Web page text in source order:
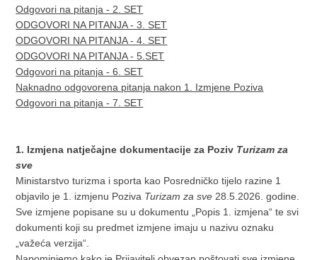
Odgovori na pitanja - 2. SET
ODGOVORI NA PITANJA - 3. SET
ODGOVORI NA PITANJA - 4. SET
ODGOVORI NA PITANJA - 5.SET
Odgovori na pitanja - 6. SET
Naknadno odgovorena pitanja nakon 1. Izmjene Poziva
Odgovori na pitanja - 7. SET
1. Izmjena natječajne dokumentacije za Poziv Turizam za
sve
Ministarstvo turizma i sporta kao Posredničko tijelo razine 1
objavilo je 1. izmjenu Poziva Turizam za sve 28.5.2026. godine.
Sve izmjene popisane su u dokumentu „Popis 1. izmjena“ te svi
dokumenti koji su predmet izmjene imaju u nazivu oznaku
„važeća verzija“.